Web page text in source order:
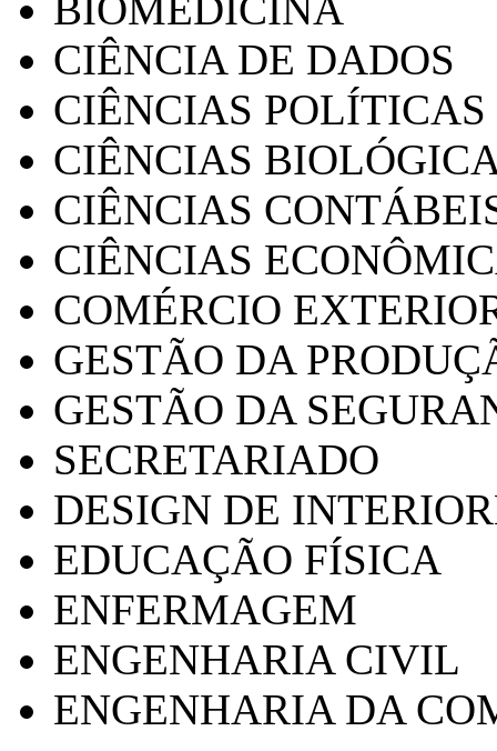
CIÊNCIA DE DADOS
CIÊNCIAS POLÍTICAS
CIÊNCIAS
CIÊNCIAS
CIÊNCIAS
COMÉRCIO
GESTÃO DA
GESTÃO DA
SECRETARIADO
DESIGN DE
EDUCAÇÃO FÍSICA
ENFERMAGEM
ENGENHARIA CIVIL
ENGENHARIA DA